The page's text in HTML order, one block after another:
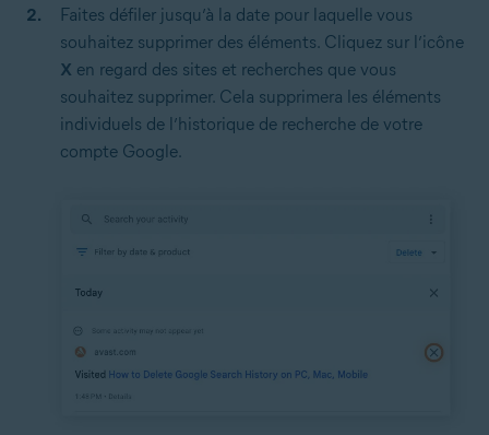
Faites défiler jusqu’à la date pour laquelle vous
souhaitez supprimer des éléments. Cliquez sur l’icône
X en regard des sites et recherches que vous
souhaitez supprimer. Cela supprimera les éléments
individuels de l’historique de recherche de votre
compte Google.